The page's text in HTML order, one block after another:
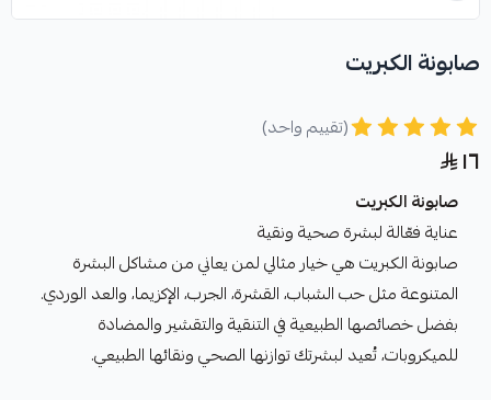
صابونة الكبريت
(تقييم واحد)
١٦
صابونة الكبريت
عناية فعّالة لبشرة صحية ونقية
صابونة الكبريت هي خيار مثالي لمن يعاني من مشاكل البشرة
المتنوعة مثل حب الشباب، القشرة، الجرب، الإكزيما، والعد الوردي.
بفضل خصائصها الطبيعية في التنقية والتقشير والمضادة
للميكروبات، تُعيد لبشرتك توازنها الصحي ونقائها الطبيعي.